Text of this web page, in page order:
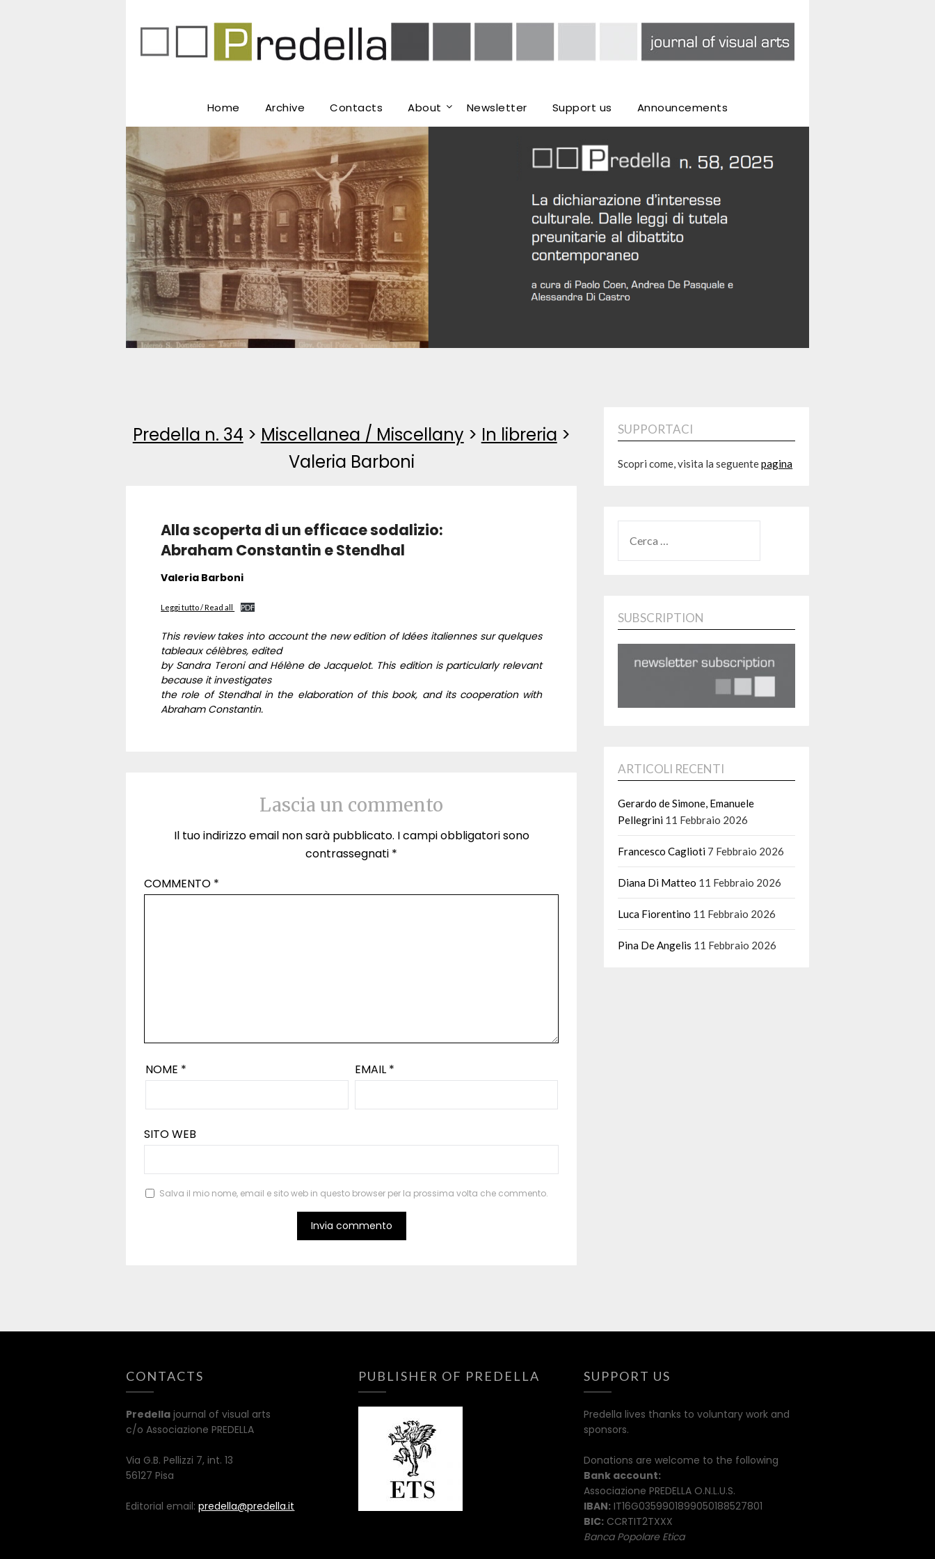
Home Archive Contacts About Newsletter Support us Announcements
Predella n. 34 > Miscellanea / Miscellany > In libreria >
Valeria Barboni
Alla scoperta di un efficace sodalizio:
Abraham Constantin e Stendhal
Valeria Barboni
Leggi tutto / Read all PDF
This review takes into account the new edition of Idées italiennes sur quelques
tableaux célèbres, edited
by Sandra Teroni and Hélène de Jacquelot. This edition is particularly relevant
because it investigates
the role of Stendhal in the elaboration of this book, and its cooperation with
Abraham Constantin.
Lascia un commento
Il tuo indirizzo email non sarà pubblicato. I campi obbligatori sono
contrassegnati *
COMMENTO *
NOME * EMAIL *
SITO WEB
Salva il mio nome, email e sito web in questo browser per la prossima volta che commento.
SUPPORTACI
Scopri come, visita la seguentepagina
PER:
SUBSCRIPTION
ARTICOLI RECENTI
Gerardo de Simone, Emanuele
Pellegrini 11 Febbraio 2026
Francesco Caglioti 7 Febbraio 2026
Diana Di Matteo 11 Febbraio 2026
Luca Fiorentino 11 Febbraio 2026
Pina De Angelis 11 Febbraio 2026
CONTACTS
Predella journal of visual arts
c/o Associazione PREDELLA
Via G.B. Pellizzi 7, int. 13
56127 Pisa
Editorial email:predella@predella.it
PUBLISHER OF PREDELLA SUPPORT US
Predella lives thanks to voluntary work and
sponsors.
Donations are welcome to the following
Bank account:
Associazione PREDELLA O.N.L.U.S.
IBAN:IT16G0359901899050188527801
BIC:CCRTIT2TXXX
Banca Popolare Etica